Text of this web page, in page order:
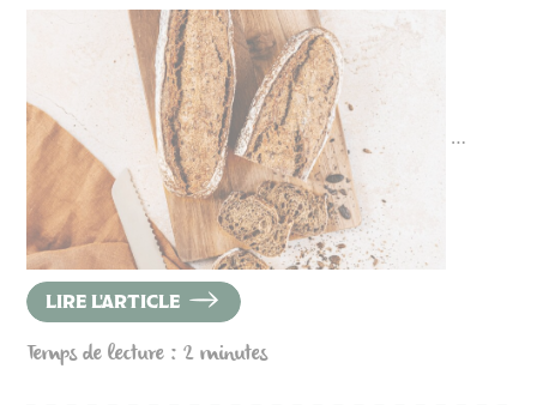
…
LIRE L'ARTICLE
Temps de lecture : 2 minutes